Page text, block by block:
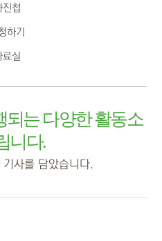
진첩
하기
료실
되는 다양한 활동소
니다.
사를 담았습니다.